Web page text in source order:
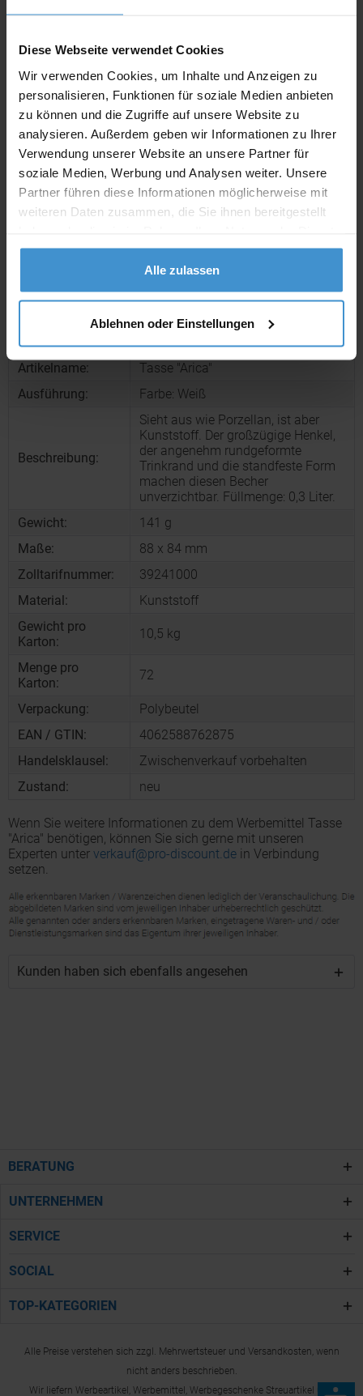
Diese Webseite verwendet Cookies
Wir verwenden Cookies, um Inhalte und Anzeigen zu
personalisieren, Funktionen für soziale Medien anbieten
zu können und die Zugriffe auf unsere Website zu
analysieren. Außerdem geben wir Informationen zu Ihrer
Verwendung unserer Website an unsere Partner für
soziale Medien, Werbung und Analysen weiter. Unsere
Partner führen diese Informationen möglicherweise mit
weiteren Daten zusammen, die Sie ihnen bereitgestellt
gesammelt haben.
Alle zulassen
Ablehnen oder Einstellungen
Individuelle Anfrage
Artikel mit Werbeanbringung: ca. 10 Werktage
Muster mit Ihrer
Werbeanbringung zur Freigabe
der Produktion:
Artikel ohne Werbeanbringung: ca. 3 - 5 Werktage
Muster bestellen
Produktinformationen zu diesem Werbeartikel
Artikelnummer:
ELT04898001-00000
Artikelname:
Tasse "Arica"
Ausführung:
Farbe: Weiß
Beschreibung:
Sieht aus wie Porzellan, ist aber
Kunststoff. Der großzügige Henkel,
der angenehm rundgeformte
Trinkrand und die standfeste Form
machen diesen Becher
unverzichtbar. Füllmenge: 0,3 Liter.
Gewicht:
141 g
Maße:
88 x 84 mm
Zolltarifnummer:
39241000
Material:
Kunststoff
Gewicht pro
Karton:
10,5 kg
Menge pro
Karton:
72
Verpackung:
Polybeutel
EAN / GTIN:
4062588762875
Handelsklausel:
Zwischenverkauf vorbehalten
Zustand:
neu
Wenn Sie weitere Informationen zu dem Werbemittel Tasse
"Arica" benötigen, können Sie sich gerne mit unseren
Experten unter verkauf@pro-discount.de in Verbindung
setzen.
Kunden haben sich ebenfalls angesehen
BERATUNG
UNTERNEHMEN
SERVICE
SOCIAL
TOP-KATEGORIEN
Alle Preise verstehen sich zzgl. Mehrwertsteuer und Versandkosten, wenn
nicht anders beschrieben.
Wir liefern Werbeartikel, Werbemittel, Werbegeschenke Streuartikel und